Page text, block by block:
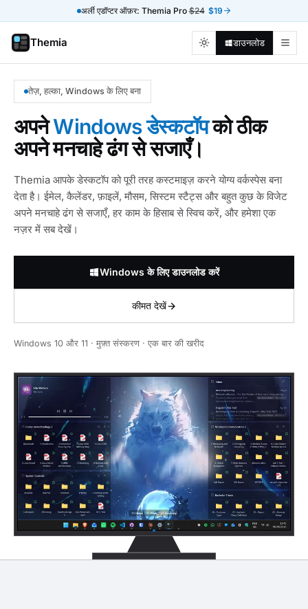
अर्ली एडॉप्टर ऑफ़र: Themia Pro$24 $19
Themia डाउनलोड
तेज़, हल्का, Windows के लिए बना
अपनेWindows डेस्कटॉपको ठीक
अपने मनचाहे ढंग से सजाएँ।
Themia आपके डेस्कटॉप को पूरी तरह कस्टमाइज़ करने योग्य वर्कस्पेस बना
देता है। ईमेल, कैलेंडर, फ़ाइलें, मौसम, सिस्टम स्टैट्स और बहुत कुछ के विजेट
अपने मनचाहे ढंग से सजाएँ, हर काम के हिसाब से स्विच करें, और हमेशा एक
नज़र में सब देखें।
Windows के लिए डाउनलोड करें
कीमत देखें
Windows 10 और 11 · मुफ़्त संस्करण · एक बार की खरीद